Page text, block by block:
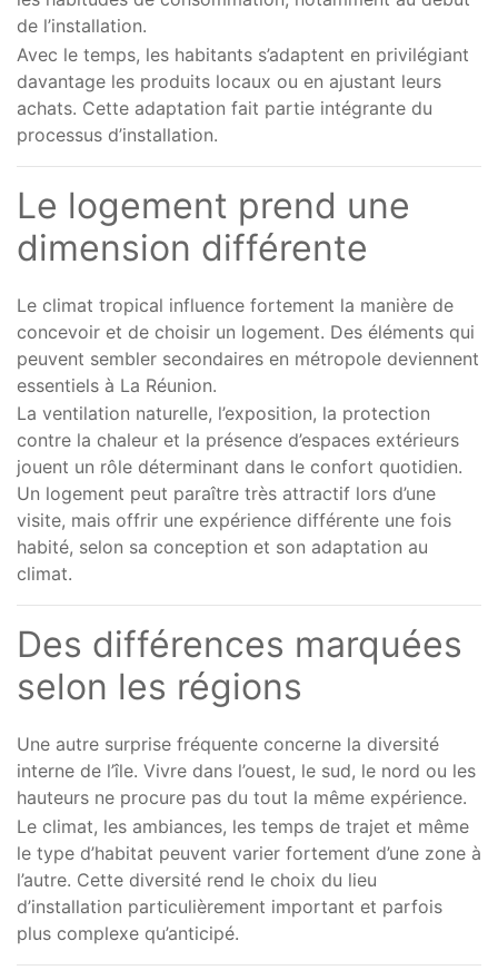
de l’installation.
Avec le temps, les habitants s’adaptent en privilégiant
davantage les produits locaux ou en ajustant leurs
achats. Cette adaptation fait partie intégrante du
processus d’installation.
Le logement prend une
dimension différente
Le climat tropical influence fortement la manière de
concevoir et de choisir un logement. Des éléments qui
peuvent sembler secondaires en métropole deviennent
essentiels à La Réunion.
La ventilation naturelle, l’exposition, la protection
contre la chaleur et la présence d’espaces extérieurs
jouent un rôle déterminant dans le confort quotidien.
Un logement peut paraître très attractif lors d’une
visite, mais offrir une expérience différente une fois
habité, selon sa conception et son adaptation au
climat.
Des différences marquées
selon les régions
Une autre surprise fréquente concerne la diversité
interne de l’île. Vivre dans l’ouest, le sud, le nord ou les
hauteurs ne procure pas du tout la même expérience.
Le climat, les ambiances, les temps de trajet et même
le type d’habitat peuvent varier fortement d’une zone à
l’autre. Cette diversité rend le choix du lieu
d’installation particulièrement important et parfois
plus complexe qu’anticipé.